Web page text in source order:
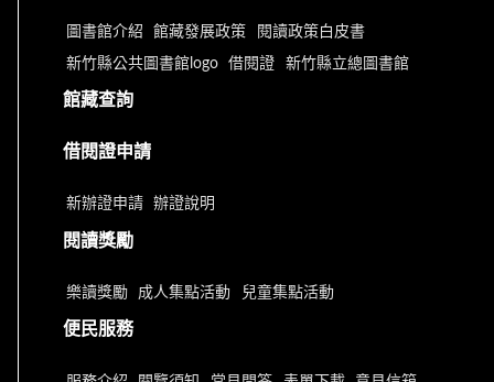
圖書館介紹 館藏發展政策 閱讀政策白皮書
新竹縣公共圖書館logo 借閱證 新竹縣立總圖書館
館藏查詢
借閱證申請
新辦證申請 辦證說明
閱讀獎勵
樂讀獎勵 成人集點活動 兒童集點活動
便民服務